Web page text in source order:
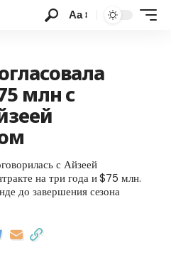
Аа
млн с
с Айзеей
на три года и $75 млн.
до завершения сезона